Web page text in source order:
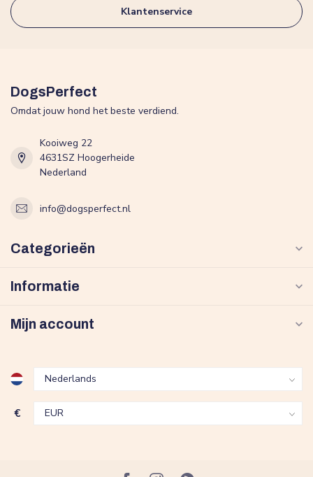
Klantenservice
DogsPerfect
Omdat jouw hond het beste verdiend.
Kooiweg 22
4631SZ Hoogerheide
Nederland
info@dogsperfect.nl
Categorieën
Informatie
Mijn account
€